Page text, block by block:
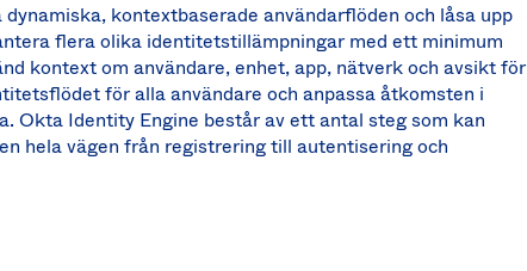
dynamiska, kontextbaserade användarflöden och låsa upp
flera olika identitetstillämpningar med ett minimum
kontext om användare, enhet, app, nätverk och avsikt för
för alla användare och anpassa åtkomsten i
Okta Identity Engine består av ett antal steg som kan
hela vägen från registrering till autentisering och